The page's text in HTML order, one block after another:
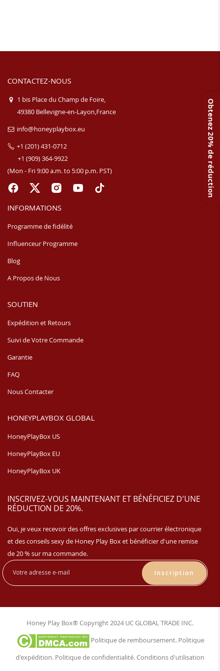
Obtenez 20% de réduction
CONTACTEZ-NOUS
1 bis Place du Champ de Foire,
49380 Bellevigne-en-Layon,France
info@honeyplaybox.eu
+1 (201) 431-0712
+1 (909) 364-9922
(Mon - Fri 9:00 a.m. to 5:00 p.m. PST)
INFORMATIONS
Programme de fidélité
Influenceur Programme
Blog
A Propos de Nous
SOUTIEN
Expédition et Retours
Suivi de Votre Commande
Garantie
FAQ
Nous Contacter
HONEYPLAYBOX GLOBAL
HoneyPlayBox US
HoneyPlayBox EU
HoneyPlayBox UK
INSCRIVEZ-VOUS MAINTENANT ET BÉNÉFICIEZ D'UNE
RÉDUCTION DE 20%.
Oui, je veux recevoir des offres exclusives par courrier électronique
et des conseils sexy de Honey Play Box et bénéficier d'une remise
de 20 % sur ma commande.
Inscription
Honey Play Box® Copyright 2024 UC GLOBAL TRADE INC.
Politique de remboursement. Politique
d'expédition. Politique de confidentialité.Conditions d'utilisation